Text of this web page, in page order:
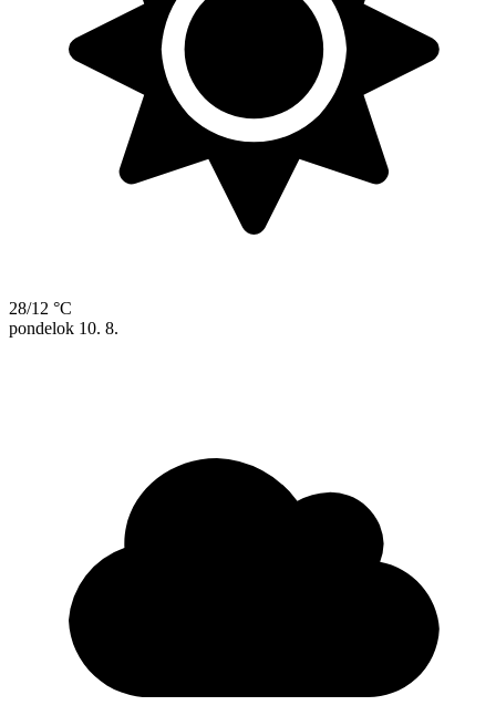
28/12 °C
pondelok 10. 8.